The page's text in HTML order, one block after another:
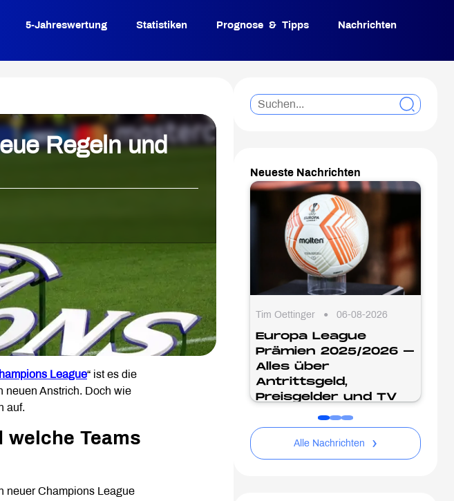
5-Jahreswertung Statistiken Prognose & Tipps Nachrichten
Regeln und
League“ ist es die
neuen Anstrich. Doch wie
auf.
welche Teams
neuer Champions League
Neueste Nachrichten
Tim Oettinger • 06-08-2026
Europa League
Prämien 2025/2026 –
Alles über
Antrittsgeld,
Preisgelder und TV
Alle Nachrichten ›